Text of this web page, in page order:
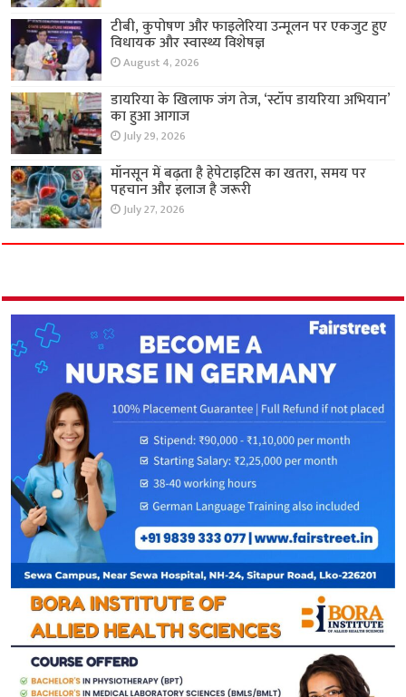
टीबी, कुपोषण और फाइलेरिया उन्मूलन पर एकजुट हुए
विधायक और स्वास्थ्य विशेषज्ञ
August 4, 2026
डायरिया के खिलाफ जंग तेज, ‘स्टॉप डायरिया अभियान’
का हुआ आगाज
July 29, 2026
मॉनसून में बढ़ता है हेपेटाइटिस का खतरा, समय पर
पहचान और इलाज है जरूरी
July 27, 2026